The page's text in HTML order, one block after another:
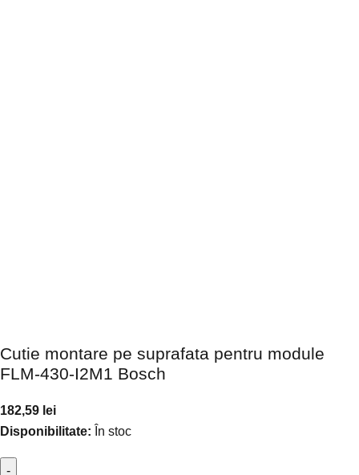
Cutie montare pe suprafata pentru module
FLM-430-I2M1 Bosch
182,59 lei
Disponibilitate: În stoc